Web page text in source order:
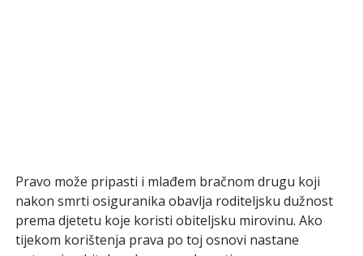
Pravo može pripasti i mlađem bračnom drugu koji
nakon smrti osiguranika obavlja roditeljsku dužnost
prema djetetu koje koristi obiteljsku mirovinu. Ako
tijekom korištenja prava po toj osnovi nastane